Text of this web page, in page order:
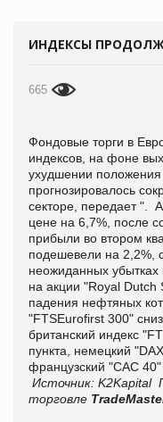
ИНДЕКСЫ
665
Фондовые торги в
индексов, на фоне
ухудшении
прогнозировалось
секторе, передает ".
цене на 6,7%, после
прибыли во втором
подешевели на 2,2%,
неожиданных убытках
на акции "Royal
падения нефтяных
"FTSEurofirst 300"
британский индекс
пункта, немецкий
французский "CAC
Источник: K2Kapital
торговле